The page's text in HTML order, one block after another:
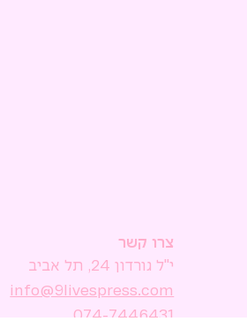
צרו קשר
י"ל גורדון 24, תל אביב
074-7446431